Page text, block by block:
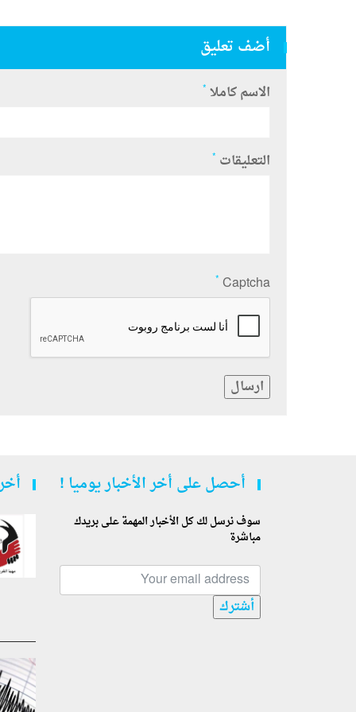
أضف تعليق
الاسم كاملا *
التعليقات *
Captcha
*
ارسال
أحصل على أخر الأخبار يوميا !
سوف نرسل لك كل الأخبار المهمة على بريدك
مباشرة
أشترك